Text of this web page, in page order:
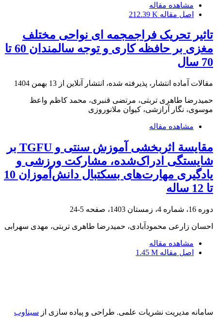
مشاهده مقاله
اصل مقاله 212.39 K
تاثیر تحریک فراجمجمه ای نواحی مختلف
مغزی بر حافظه کاری و توجه سالمندان 60 تا
70 سال
مقالات آماده انتشار، پذیرفته شده، انتشار آنلاین از 13 بهمن 1404
حمیدرضا طاهری تربتی، مرتضی قنبری، محمد کاظم واعظ
موسوی، نگار آرازشی، کیوان ملانوروزی
مشاهده مقاله
مقایسة اثربخشی آموزش سنتی و TGFU بر
شایستگی ادراک‌شده، مشارکت ورزشی و
یادگیری مهارت‌های بسکتبال دانش‌آموزان 10
تا 12 ساله
دوره 16، شماره 4، زمستان 1403، صفحه 5-24
احسان زارعی محمودآبادی، حمیدرضا طاهری تربتی، مهدی سهرابی
مشاهده مقاله
اصل مقاله 1.45 M
سامانه مدیریت نشریات علمی. طراحی و پیاده سازی از سیناوب